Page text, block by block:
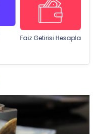
Faiz Getirisi Hesapla